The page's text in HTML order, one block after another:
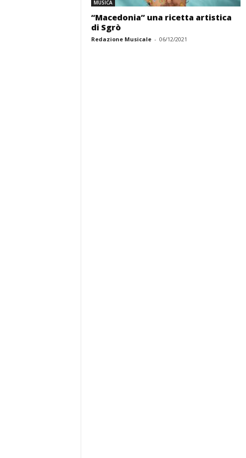
MUSICA
“Macedonia” una ricetta artistica
di Sgrò
Redazione Musicale - 06/12/2021